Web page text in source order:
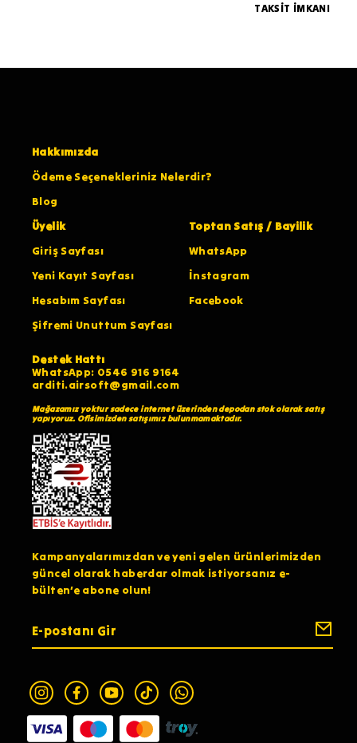
TAKSİT İMKANI
Hakkımızda
Ödeme Seçenekleriniz Nelerdir?
Blog
Üyelik
Giriş Sayfası
Yeni Kayıt Sayfası
Hesabım Sayfası
Şifremi Unuttum Sayfası
Toptan Satış / Bayilik
WhatsApp
İnstagram
Facebook
Destek Hattı
WhatsApp: 0546 916 9164
arditi.airsoft@gmail.com
Mağazamız yoktur sadece internet üzerinden depodan stok olarak satış
yapıyoruz. Ofisimizden satışımız bulunmamaktadır.
Kampanyalarımızdan ve yeni gelen ürünlerimizden
güncel olarak haberdar olmak istiyorsanız e-
bülten’e abone olun!